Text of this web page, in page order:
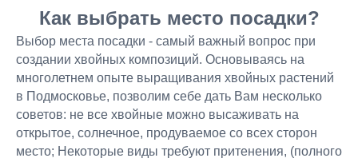
Как выбрать место посадки?
Выбор места посадки - самый важный вопрос при
создании хвойных композиций. Основываясь на
многолетнем опыте выращивания хвойных растений
в Подмосковье, позволим себе дать Вам несколько
советов: не все хвойные можно высаживать на
открытое, солнечное, продуваемое со всех сторон
место; Некоторые виды требуют притенения, (полного